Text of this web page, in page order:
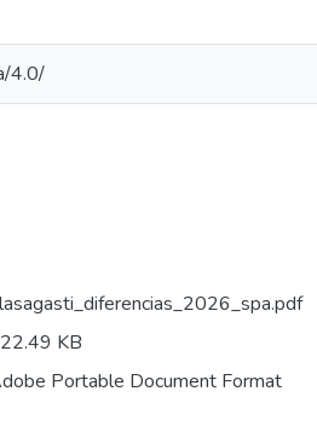
4.0/
KB
Portable Document Format